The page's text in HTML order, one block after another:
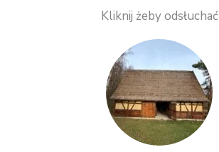
Kliknij żeby odsłuchać